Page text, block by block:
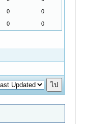
0
0
0 0